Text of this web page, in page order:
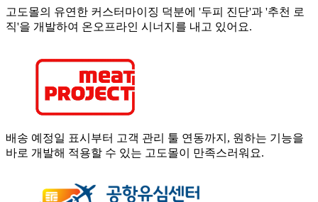
고도몰의 유연한 커스터마이징 덕분에 '두피 진단'과 '추천 로
직'을 개발하여 온오프라인 시너지를 내고 있어요.
배송 예정일 표시부터 고객 관리 툴 연동까지, 원하는 기능을
바로 개발해 적용할 수 있는 고도몰이 만족스러워요.